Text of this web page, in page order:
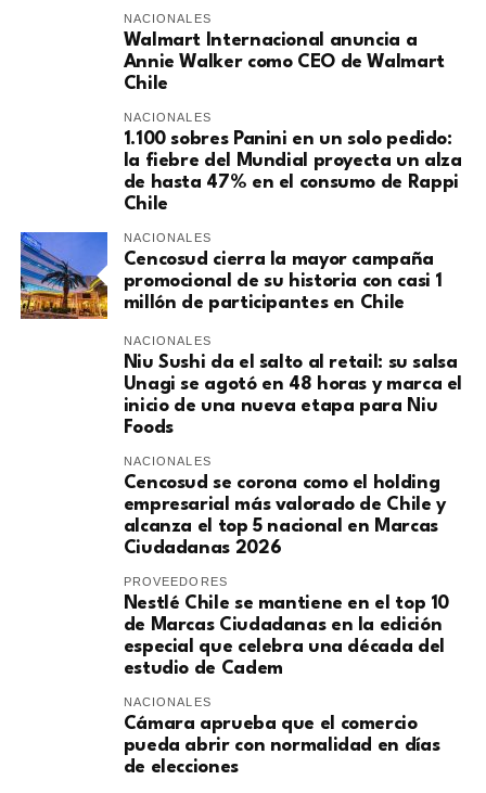
NACIONALES
Walmart Internacional anuncia a
Annie Walker como CEO de Walmart
Chile
NACIONALES
1.100 sobres Panini en un solo pedido:
la fiebre del Mundial proyecta un alza
de hasta 47% en el consumo de Rappi
Chile
NACIONALES
Cencosud cierra la mayor campaña
promocional de su historia con casi 1
millón de participantes en Chile
NACIONALES
Niu Sushi da el salto al retail: su salsa
Unagi se agotó en 48 horas y marca el
inicio de una nueva etapa para Niu
Foods
NACIONALES
Cencosud se corona como el holding
empresarial más valorado de Chile y
alcanza el top 5 nacional en Marcas
Ciudadanas 2026
PROVEEDORES
Nestlé Chile se mantiene en el top 10
de Marcas Ciudadanas en la edición
especial que celebra una década del
estudio de Cadem
NACIONALES
Cámara aprueba que el comercio
pueda abrir con normalidad en días
de elecciones